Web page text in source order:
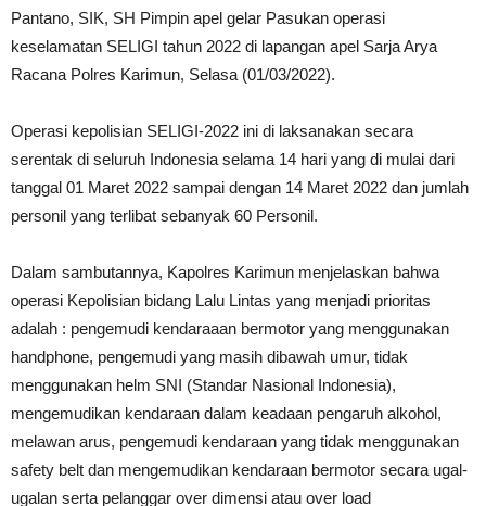
Pantano, SIK, SH Pimpin apel gelar Pasukan operasi
keselamatan SELIGI tahun 2022 di lapangan apel Sarja Arya
Racana Polres Karimun, Selasa (01/03/2022).
Operasi kepolisian SELIGI-2022 ini di laksanakan secara
serentak di seluruh Indonesia selama 14 hari yang di mulai dari
tanggal 01 Maret 2022 sampai dengan 14 Maret 2022 dan jumlah
personil yang terlibat sebanyak 60 Personil.
Dalam sambutannya, Kapolres Karimun menjelaskan bahwa
operasi Kepolisian bidang Lalu Lintas yang menjadi prioritas
adalah : pengemudi kendaraaan bermotor yang menggunakan
handphone, pengemudi yang masih dibawah umur, tidak
menggunakan helm SNI (Standar Nasional Indonesia),
mengemudikan kendaraan dalam keadaan pengaruh alkohol,
melawan arus, pengemudi kendaraan yang tidak menggunakan
safety belt dan mengemudikan kendaraan bermotor secara ugal-
ugalan serta pelanggar over dimensi atau over load